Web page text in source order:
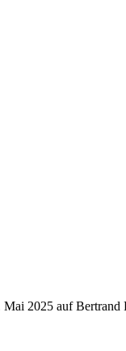
2025 auf Bertrand